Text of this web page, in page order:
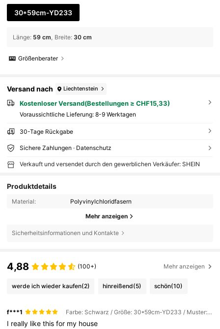
30*59cm-YD233
Länge: 59 cm Breite: 30 cm
Größenberater
Versand nach Liechtenstein
Kostenloser Versand(Bestellungen ≥ CHF15,33)
Voraussichtliche Lieferung: 8-9 Werktagen
30-Tage Rückgabe
Sichere Zahlungen · Datenschutz
Verkauft und versendet durch den gewerblichen Verkäufer: SHEIN
Produktdetails
Material: Polyvinylchloridfasern
Mehr anzeigen
Sicherheitsinformationen und Kontakte
4,88 (100+) Mehr anzeigen
werde ich wieder kaufen(2) hinreißend(5) schön(10)
f***1 Farbe: Schwarz / Größe: 30*59cm-YD233 / Muster: Birdie
I really likethisfor my house